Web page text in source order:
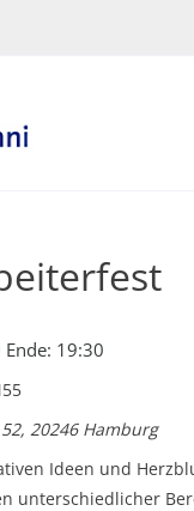
19:30
20246 Hamburg
Ideen und
unterschiedlicher